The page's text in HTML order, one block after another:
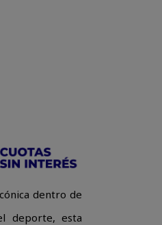
dentro de
deporte, esta